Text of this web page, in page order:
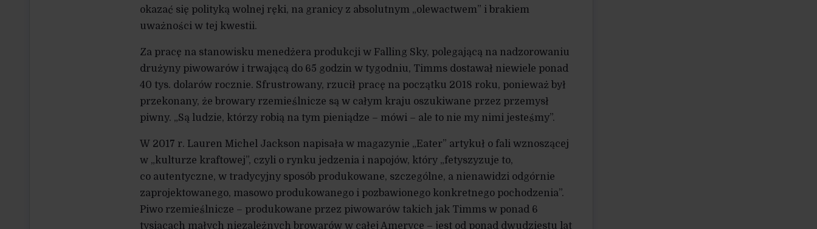
okazać się polityką wolnej ręki, na granicy z absolutnym „olewactwem” i brakiem
uważności w tej kwestii.
Za pracę na stanowisku menedżera produkcji w Falling Sky, polegającą na nadzorowaniu
drużyny piwowarów i trwającą do 65 godzin w tygodniu, Timms dostawał niewiele ponad
40 tys. dolarów rocznie. Sfrustrowany, rzucił pracę na początku 2018 roku, ponieważ był
przekonany, że browary rzemieślnicze są w całym kraju oszukiwane przez przemysł
piwny. „Są ludzie, którzy robią na tym pieniądze – mówi – ale to nie my nimi jesteśmy”.
W 2017 r. Lauren Michel Jackson napisała w magazynie „Eater” artykuł o fali wznoszącej
w „kulturze kraftowej”, czyli o rynku jedzenia i napojów, który „fetyszyzuje to,
co autentyczne, w tradycyjny sposób produkowane, szczególne, a nienawidzi odgórnie
zaprojektowanego, masowo produkowanego i pozbawionego konkretnego pochodzenia”.
Piwo rzemieślnicze – produkowane przez piwowarów takich jak Timms w ponad 6
tysiącach małych niezależnych browarów w całej Ameryce – jest od ponad dwudziestu lat